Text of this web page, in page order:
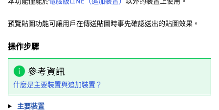
預覽貼圖功能可讓用戶在傳送貼圖時事先確認送出的貼圖效果。
操作步驟
參考資訊
什麼是主要裝置與追加裝置？
主要裝置